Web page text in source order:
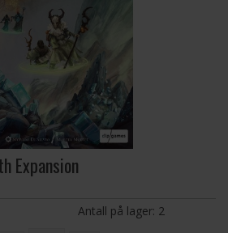
Expansion
Antall på lager: 2